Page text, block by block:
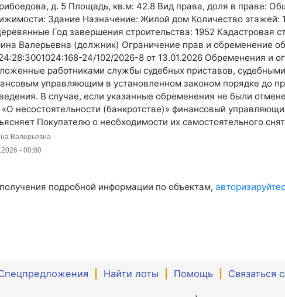
д. 5 Площадь, кв.м: 42.8 Вид права, доля в праве:
Здание Назначение: Жилой дом Количество этажей:
Год завершения строительства: 1952 Кадастровая
Валерьевна (должник) Ограничение прав и обременение
24/102/2026-8 от 13.01.2026 Обременения и
работниками службы судебных приставов,
управляющим в установленном законом порядке до
В случае, если указанные обременения не были
несостоятельности (банкротстве)» финансовый
Покупателю о необходимости их самостоятельного
Валерьевна
- 00:00
подробной информации по объектам,
Найти лоты Помощь Связаться